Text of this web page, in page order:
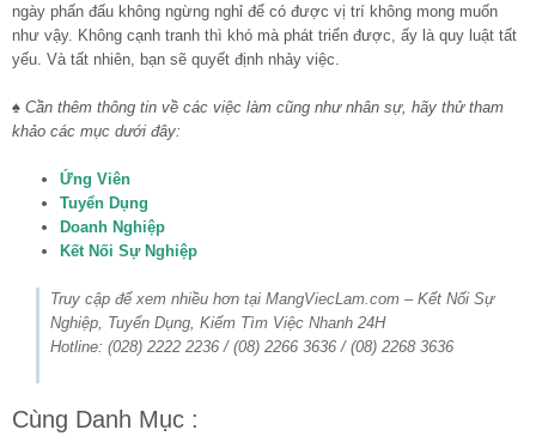
ngày phấn đấu không ngừng nghỉ để có được vị trí không mong muốn
như vậy. Không cạnh tranh thì khó mà phát triển được, ấy là quy luật tất
yếu. Và tất nhiên, bạn sẽ quyết định nhảy việc.
♠ Cần thêm thông tin về các việc làm cũng như nhân sự, hãy thử tham
khảo các mục dưới đây:
Ứng Viên
Tuyển Dụng
Doanh Nghiệp
Kết Nối Sự Nghiệp
Truy cập để xem nhiều hơn tại MangViecLam.com – Kết Nối Sự
Nghiệp, Tuyển Dụng, Kiếm Tìm Việc Nhanh 24H
Hotline: (028) 2222 2236 / (08) 2266 3636 / (08) 2268 3636
Cùng Danh Mục :